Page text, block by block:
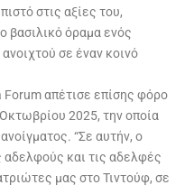
στις αξίες του,
βασιλικό όραμα ενός
σε έναν κοινό
Forum απέτισε επίσης φόρο
2025, την οποία
“Σε αυτήν, ο
και τις αδελφές
μας στο Τιντούφ, σε